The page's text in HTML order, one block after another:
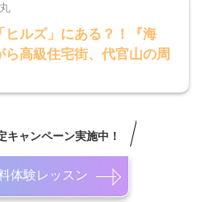
ヒルズ」にある？！『海
高級住宅街、代官山の周
キャンペーン実施中！
体験レッスン